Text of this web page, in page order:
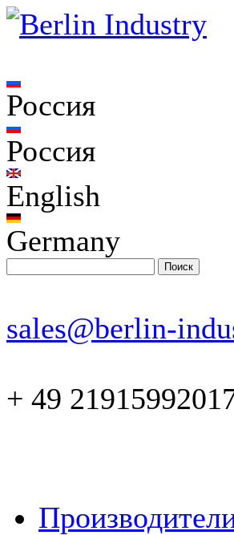
Россия
Россия
English
Germany
sales@berlin-
+ 49